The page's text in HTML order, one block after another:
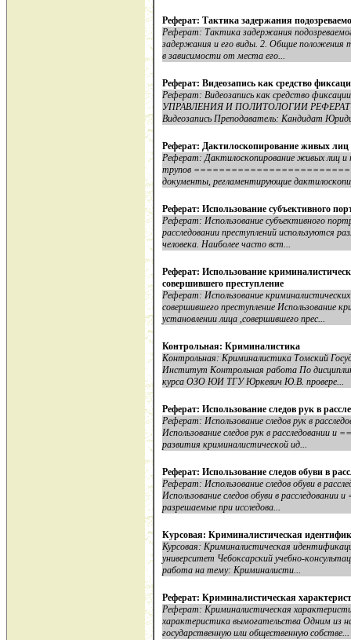
Реферат: Тактика задержания
Реферат: Тактика задержания
задержания и его виды. 2. Общие
в зависимости от места его...
Реферат: Видеозапись как средство
Реферат: Видеозапись как средство
УПРАВЛЕНИЯ И ПОЛИТОЛОГИИ РЕФЕРАТ
Видеозапись Преподаватель: Кандидат
Реферат: Дактилоскопирование живых лиц
Реферат: Дактилоскопирование живых лиц
трупов
документы, регламентирующие
Реферат: Использование субъективного
Реферат: Использование субъективного
расследовании преступлений используются
человека. Наиболее часто вст...
Реферат: Использование
совершившего преступление
Реферат: Использование
совершившего преступление Использование
установлении лица ,совершившего прес...
Контрольная: Криминалистика
Контрольная: Криминалистика Томский
Институт Контрольная работа По
курса ОЗО ЮИ ТГУ Юркевич Ю.В. провере...
Реферат: Использование следов рук в
Реферат: Использование следов рук в
Использование следов рук в расследовании
развития криминалистической ид...
Реферат: Использование следов обуви в
Реферат: Использование следов обуви в
Использование следов обуви в
разрешаемые при исследова...
Курсовая: Криминалистическая
Курсовая: Криминалистическая
университет Чебоксарский учебно-
работа на тему: Криминалисти...
Реферат: Криминалистическая
Реферат: Криминалистическая
характеристика вымогательства Одним из
государственную или общественную собстве...